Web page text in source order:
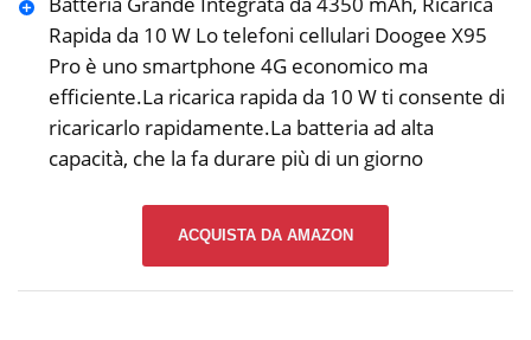
Rapida da 10 W Lo telefoni cellulari Doogee X95
Pro è uno smartphone 4G economico ma
efficiente.La ricarica rapida da 10 W ti consente di
ricaricarlo rapidamente.La batteria ad alta
capacità, che la fa durare più di un giorno
ACQUISTA DA AMAZON